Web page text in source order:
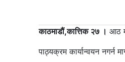
काठमाडौं,कात्तिक २७ । आठ
पाठ्यक्रम कार्यान्वयन नगर्न